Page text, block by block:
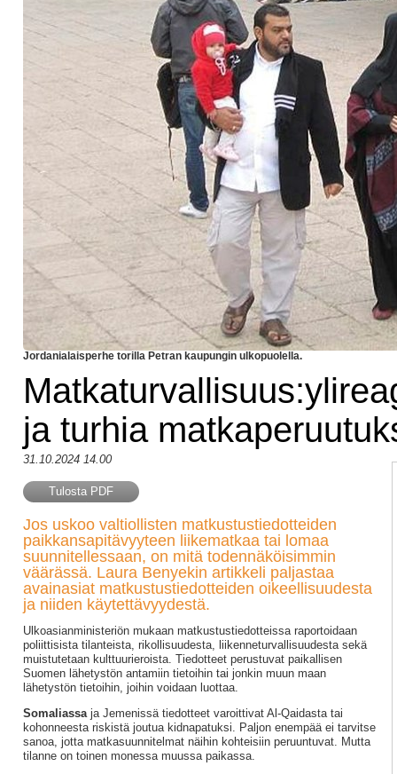
Jordanialaisperhe torilla Petran kaupungin ulkopuolella.
ja turhia
31.10.2024 14.00
Tulosta PDF
Jos uskoo valtiollisten matkustustiedotteiden
paikkansapitävyyteen liikematkaa tai lomaa
suunnitellessaan, on mitä todennäköisimmin
väärässä. Laura Benyekin artikkeli paljastaa
avainasiat matkustustiedotteiden oikeellisuudesta
ja niiden käytettävyydestä.
Ulkoasianministeriön mukaan matkustustiedotteissa raportoidaan
poliittisista tilanteista, rikollisuudesta, liikenneturvallisuudesta sekä
muistutetaan kulttuurieroista. Tiedotteet perustuvat paikallisen
Suomen lähetystön antamiin tietoihin tai jonkin muun maan
lähetystön tietoihin, joihin voidaan luottaa.
Somaliassaja Jemenissä tiedotteet varoittivat Al-Qaidasta tai
kohonneesta riskistä joutua kidnapatuksi. Paljon enempää ei tarvitse
sanoa, jotta matkasuunnitelmat näihin kohteisiin peruuntuvat. Mutta
tilanne on toinen monessa muussa paikassa.